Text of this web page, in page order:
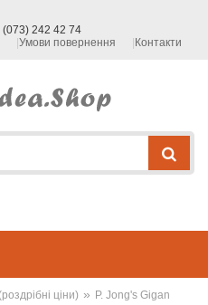
(073) 242 42 74
Умови повернення Контакти
ціни) » P. Jong's Gigan